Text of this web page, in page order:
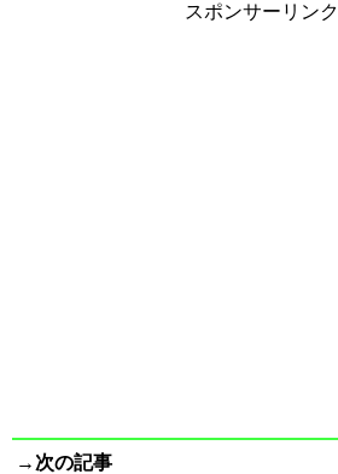
スポンサーリンク
→次の記事